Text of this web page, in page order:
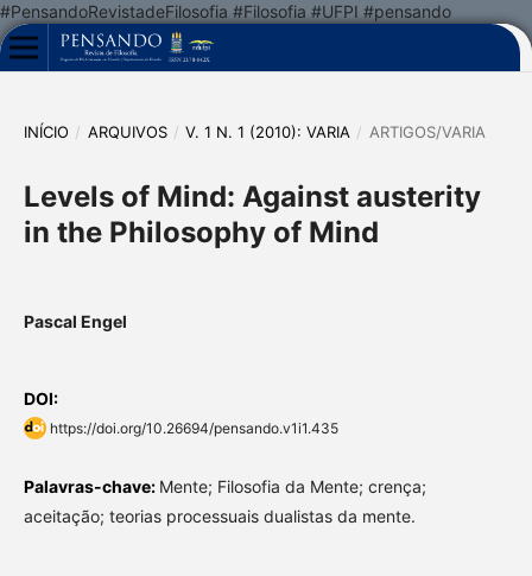
#PensandoRevistadeFilosofia #Filosofia #UFPI #pensando
INÍCIO / ARQUIVOS / V. 1 N. 1 (2010): VARIA / ARTIGOS/VARIA
Levels of Mind: Against austerity
in the Philosophy of Mind
Pascal Engel
DOI:
https://doi.org/10.26694/pensando.v1i1.435
Palavras-chave: Mente; Filosofia da Mente; crença;
aceitação; teorias processuais dualistas da mente.